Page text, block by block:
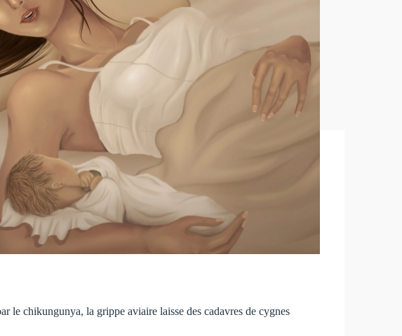
le chikungunya, la grippe aviaire laisse des cadavres de cygnes